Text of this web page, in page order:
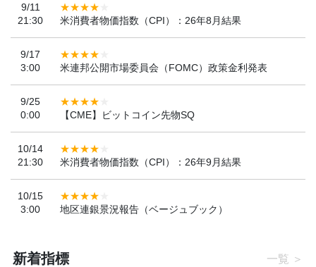
9/11
21:30
米消費者物価指数（CPI）：26年8月結果
9/17
3:00
米連邦公開市場委員会（FOMC）政策金利発表
9/25
0:00
【CME】ビットコイン先物SQ
10/14
21:30
米消費者物価指数（CPI）：26年9月結果
10/15
3:00
地区連銀景況報告（ベージュブック）
新着指標 一覧